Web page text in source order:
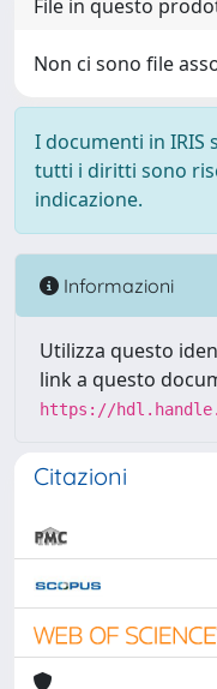
File in questo
Non ci sono file
I documenti in
tutti i diritti sono
indicazione.
Informazioni
Utilizza questo
link a questo
https://
Citazioni